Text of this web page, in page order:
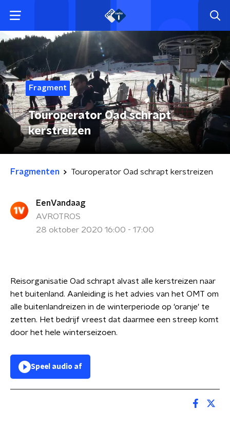
Fragment
Touroperator Oad schrapt
kerstreizen
Fragmenten Touroperator Oad schrapt kerstreizen
EenVandaag
AVROTROS
28 oktober 2020 16:00 - 17:00
Reisorganisatie Oad schrapt alvast alle kerstreizen naar
het buitenland. Aanleiding is het advies van het OMT om
alle buitenlandreizen in de winterperiode op 'oranje' te
zetten. Het bedrijf vreest dat daarmee een streep komt
door het hele winterseizoen.
Speel audio af